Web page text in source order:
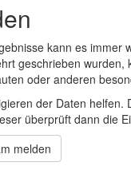
kann es
geschrieben
oder anderen
der Daten
überprüft dann die
melden